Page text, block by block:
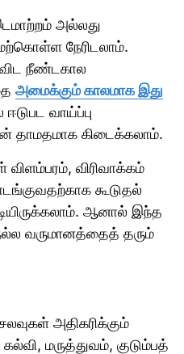
அல்லது
நேரிடலாம்.
நீண்டகால
அமைக்கும் காலமாக இது
ஈடுபட வாய்ப்பு
தாமதமாக கிடைக்கலாம்.
விரிவாக்கம்
கூடுதல்
ஆனால் இந்த
வருமானத்தைத் தரும்
அதிகரிக்கும்
மருத்துவம், குடும்பத்